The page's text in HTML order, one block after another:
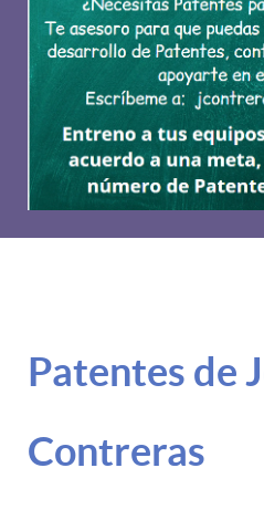
Patentes de
Contreras